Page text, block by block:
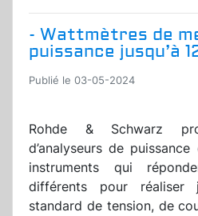
- Wattmètres de
puissance jusqu’à
Publié le 03-05-2024
Rohde & Schwarz
d’analyseurs de
instruments qui
différents pour réaliser
standard de tension, de